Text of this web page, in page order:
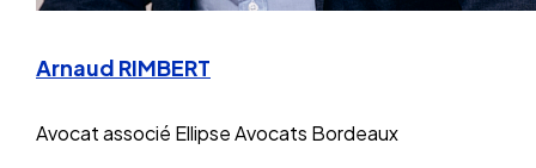
Arnaud RIMBERT
Avocat associé Ellipse Avocats Bordeaux